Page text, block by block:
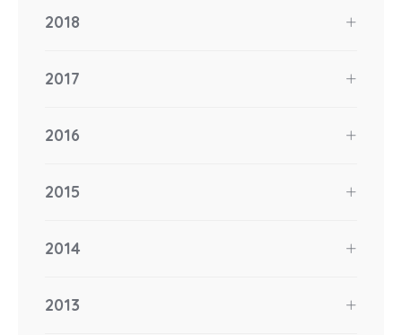
2018
2017
2016
2015
2014
2013